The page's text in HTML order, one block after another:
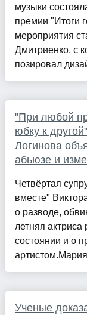
музыки
премии "Итоги
мероприятия
Дмитриенко, с
позировал
"При любой
юбку к
Логинова
абьюзе и
Четвёртая
вместе"
о разводе,
летняя актриса
состоянии и о
артистом.Мария
Ученые